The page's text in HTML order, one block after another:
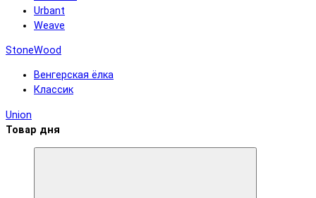
Urbant
Weave
StoneWood
Венгерская ёлка
Классик
Union
Товар дня